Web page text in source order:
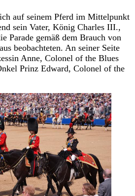
auf seinem Pferd im Mittelpunkt
sein Vater, König Charles III.,
Parade gemäß dem Brauch von
beobachteten. An seiner Seite
Anne, Colonel of the Blues
Prinz Edward, Colonel of the